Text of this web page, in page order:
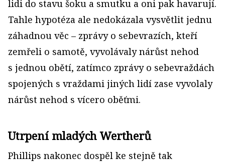
lidi do stavu šoku a smutku a oni pak havarují.
Tahle hypotéza ale nedokázala vysvětlit jednu
záhadnou věc – zprávy o sebevrazích, kteří
zemřeli o samotě, vyvolávaly nárůst nehod
s jednou obětí, zatímco zprávy o sebevraždách
spojených s vraždami jiných lidí zase vyvolaly
nárůst nehod s vícero oběťmi.
Utrpení mladých Wertherů
Phillips nakonec dospěl ke stejně tak